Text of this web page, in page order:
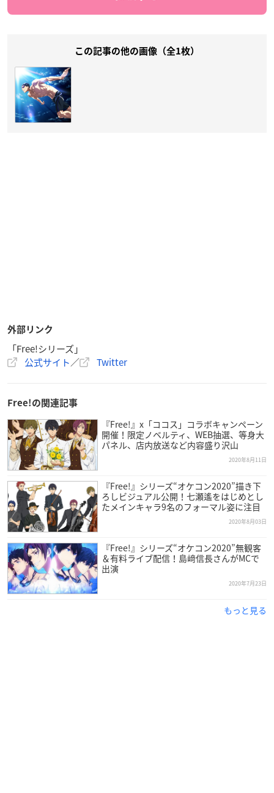
この記事の他の画像（全1枚）
外部リンク
「Free!シリーズ」
公式サイト／ Twitter
Free!の関連記事
『Free!』x「ココス」コラボキャンペーン
開催！限定ノベルティ、WEB抽選、等身大
パネル、店内放送など内容盛り沢山
2020年8月11日
『Free!』シリーズ“オケコン2020”描き下
ろしビジュアル公開！七瀬遙をはじめとし
たメインキャラ9名のフォーマル姿に注目
2020年8月03日
『Free!』シリーズ“オケコン2020”無観客
＆有料ライブ配信！島﨑信長さんがMCで
出演
2020年7月23日
もっと見る